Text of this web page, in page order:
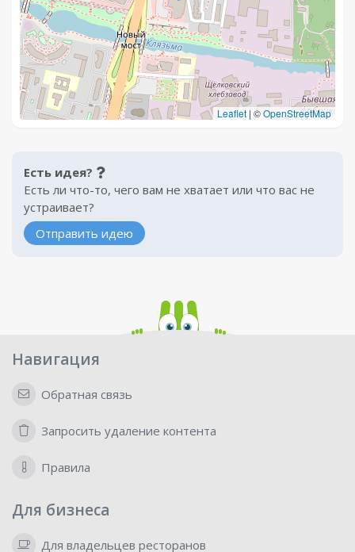
Leaflet | ©OpenStreetMap
Есть идея?
Есть ли что-то, чего вам не хватает или что вас не
устраивает?
Отправить идею
Навигация
Обратная связь
Запросить удаление контента
Правила
Для бизнеса
Для владельцев ресторанов